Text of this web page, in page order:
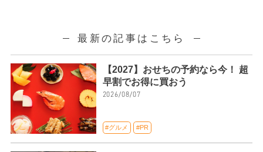
最新の記事はこちら
【2027】おせちの予約なら今！ 超
早割でお得に買おう
2026/08/07
#グルメ #PR